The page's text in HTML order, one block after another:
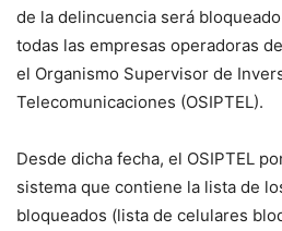
de la delincuencia será
todas las empresas operadoras
el Organismo Supervisor de
Telecomunicaciones (OSIPTEL).
Desde dicha fecha, el OSIPTEL
sistema que contiene la lista de
bloqueados (lista de celulares